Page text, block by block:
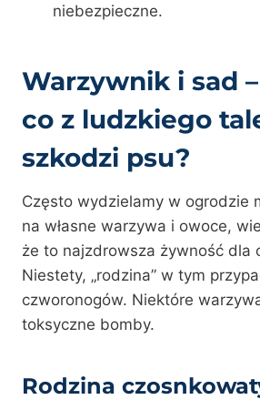
niebezpieczne.
Warzywnik i sad –
co z ludzkiego
szkodzi psu?
Często wydzielamy w ogrodzie
na własne warzywa i owoce,
że to najzdrowsza żywność dla
Niestety, „rodzina” w tym
czworonogów. Niektóre
toksyczne bomby.
Rodzina